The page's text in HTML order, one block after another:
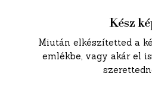
Kész
Miután elkészítetted a
emlékbe, vagy akár el